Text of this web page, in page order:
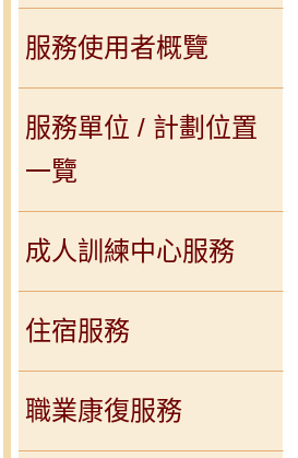
服務使用者概覽
服務單位 / 計劃位置
一覽
成人訓練中心服務
住宿服務
職業康復服務